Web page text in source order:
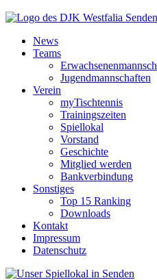
News
Teams
Jugendmannschaften
Verein
myTischtennis
Trainingszeiten
Spiellokal
Vorstand
Geschichte
Mitglied werden
Bankverbindung
Sonstiges
Top 15 Ranking
Downloads
Kontakt
Impressum
Datenschutz